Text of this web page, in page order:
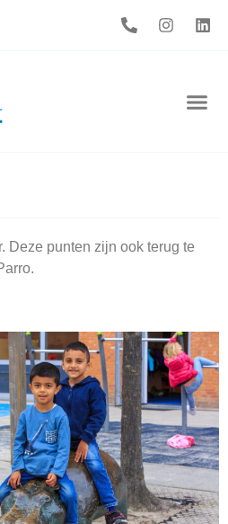
Deze punten zijn ook terug te